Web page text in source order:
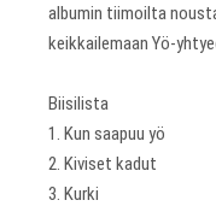
albumin tiimoilta
keikkailemaan Yö-
Biisilista
1. Kun saapuu yö
2. Kiviset kadut
3. Kurki